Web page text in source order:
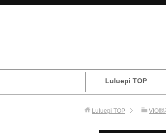
Luluepi TOP
Luluepi TOP VIO脱